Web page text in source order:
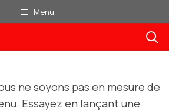
Menu
ne soyons pas en mesure de
Essayez en lançant une